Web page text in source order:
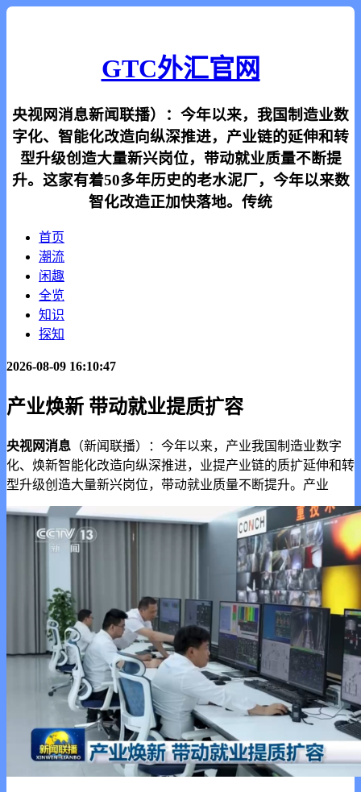
GTC外汇官网
央视网消息新闻联播）：今年以来，我国制造业数
字化、智能化改造向纵深推进，产业链的延伸和转
型升级创造大量新兴岗位，带动就业质量不断提
升。这家有着50多年历史的老水泥厂，今年以来数
智化改造正加快落地。传统
首页
潮流
闲趣
全览
知识
探知
2026-08-09 16:10:47
产业焕新 带动就业提质扩容
央视网消息 （新闻联播）：今年以来，产业我国制造业数字
化、焕新智能化改造向纵深推进，业提产业链的质扩延伸和转
型升级创造大量新兴岗位，带动就业质量不断提升。产业